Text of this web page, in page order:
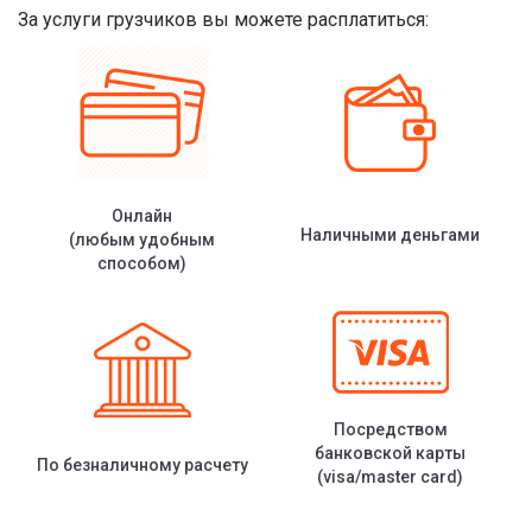
За услуги грузчиков вы можете расплатиться:
Онлайн
(любым удобным
способом)
Наличными деньгами
По безналичному расчету
Посредством
банковской карты
(visa/master card)